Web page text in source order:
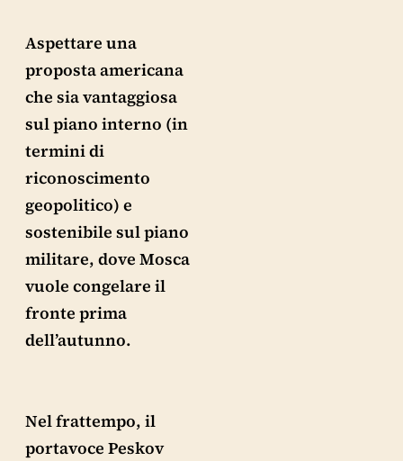
Aspettare una
proposta americana
che sia vantaggiosa
sul piano interno (in
termini di
riconoscimento
geopolitico) e
sostenibile sul piano
militare, dove Mosca
vuole congelare il
fronte prima
dell’autunno.
Nel frattempo, il
portavoce Peskov